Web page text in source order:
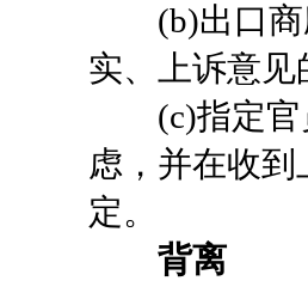
(b)出口商
实、上诉意
(c)指定官
虑，并在收
定。
背离